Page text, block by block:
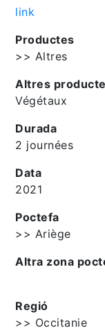
link
Productes
>> Altres
Altres
Végétaux
Durada
2 journées
Data
2021
Poctefa
>> Ariège
Altra zona
Regió
>> Occitanie